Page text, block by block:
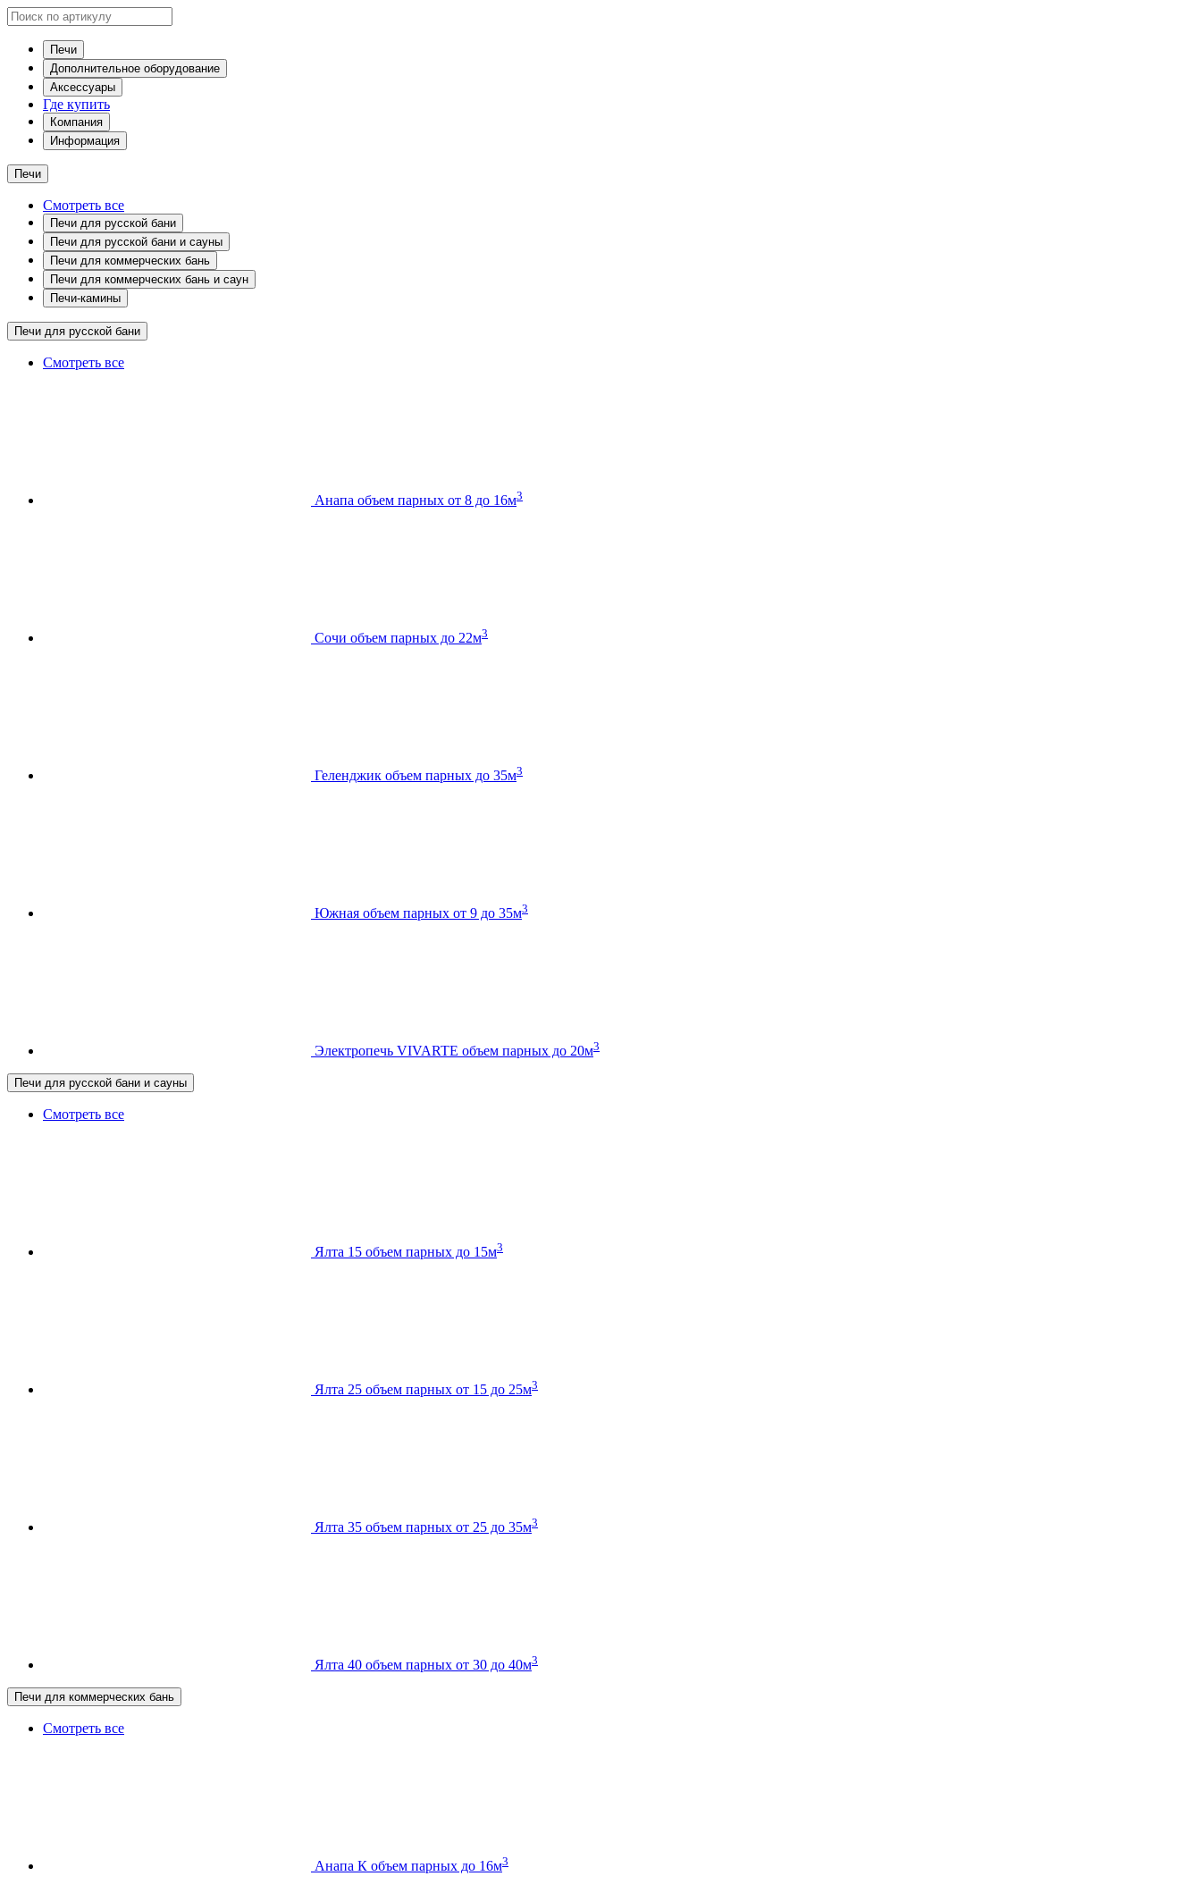
Печи
Дополнительное оборудование
Аксессуары
Где купить
Компания
Информация
Печи
Смотреть все
Печи для русской бани
Печи для русской бани и сауны
Печи для коммерческих бань
Печи для коммерческих бань и саун
Печи-камины
Печи для русской бани
Смотреть все
Анапа объем парных от 8 до 16м3
Сочи объем парных до 22м3
Геленджик объем парных до 35м3
Южная объем парных от 9 до 35м3
Электропечь VIVARTE объем парных до 20м3
Печи для русской бани и сауны
Смотреть все
Ялта 15 объем парных до 15м3
Ялта 25 объем парных от 15 до 25м3
Ялта 35 объем парных от 25 до 35м3
Ялта 40 объем парных от 30 до 40м3
Печи для коммерческих бань
Смотреть все
Анапа К объем парных до 16м3